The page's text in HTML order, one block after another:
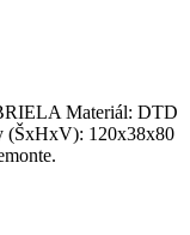
Materiál: DTD
(ŠxHxV): 120x38x80